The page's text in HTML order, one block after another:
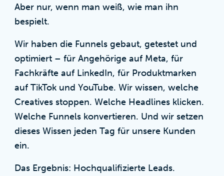
Aber nur, wenn man weiß, wie man ihn
bespielt.
Wir haben die Funnels gebaut, getestet und
optimiert – für Angehörige auf Meta, für
Fachkräfte auf LinkedIn, für Produktmarken
auf TikTok und YouTube. Wir wissen, welche
Creatives stoppen. Welche Headlines klicken.
Welche Funnels konvertieren. Und wir setzen
dieses Wissen jeden Tag für unsere Kunden
ein.
Das Ergebnis: Hochqualifizierte Leads.